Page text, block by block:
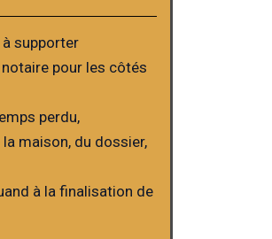
supporter
pour les côtés
perdu,
maison, du dossier,
à la finalisation de